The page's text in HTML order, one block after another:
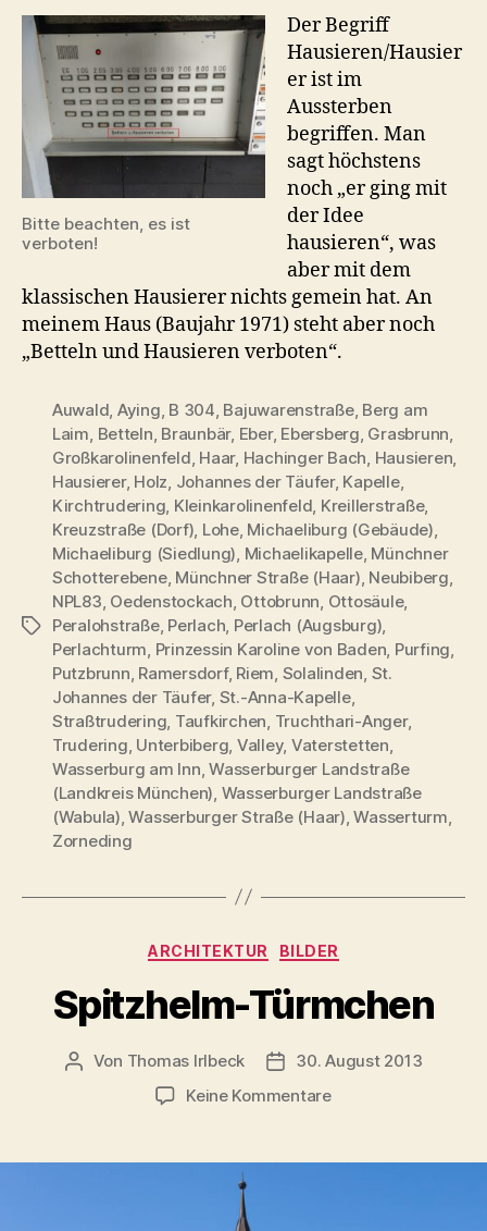
Bitte beachten, es ist
verboten!
Der Begriff
Hausieren/Hausier
er ist im
Aussterben
begriffen. Man
sagt höchstens
noch „er ging mit
der Idee
hausieren“, was
aber mit dem
klassischen Hausierer nichts gemein hat. An
meinem Haus (Baujahr 1971) steht aber noch
„Betteln und Hausieren verboten“.
Schlagwörter
Auwald Aying B 304 Bajuwarenstraße, Berg am
Laim Betteln Braunbär, Eber, Ebersberg Grasbrunn
Großkarolinenfeld Haar, Hachinger Bach Hausieren
Hausierer, Holz Johannes der Täufer, Kapelle,
Kirchtrudering Kleinkarolinenfeld Kreillerstraße,
Kreuzstraße (Dorf) Lohe, Michaeliburg (Gebäude)
Michaeliburg (Siedlung) Michaelikapelle, Münchner
Schotterebene, Münchner Straße (Haar) Neubiberg
NPL83 Oedenstockach Ottobrunn Ottosäule,
Peralohstraße, Perlach Perlach (Augsburg)
Perlachturm Prinzessin Karoline von Baden Purfing
Putzbrunn Ramersdorf, Riem Solalinden St.
Johannes der Täufer, St.-Anna-Kapelle,
Straßtrudering Taufkirchen Truchthari-Anger,
Trudering Unterbiberg Valley, Vaterstetten
Wasserburg am Inn ,Wasserburger Landstraße
(Landkreis München) Wasserburger Landstraße
(Wabula) ,Wasserburger Straße (Haar) ,Wasserturm
Zorneding
Kategorien
ARCHITEKTUR BILDER
Spitzhelm-Türmchen
Beitragsautor
Von Thomas Irlbeck Veröffentlichungsdatum
30. August 2013
Keine Kommentarezu